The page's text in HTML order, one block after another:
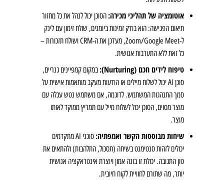
אוטומציה של תהליכי מכירה: הסוכן יכול לנהל את כל מחזור
תיאום הפגישה: הוא בודק זמינות ביומנים, שולח זימון עם לינק
ל-Zoom/Google Meet, מעדכן את ה-CRM ושולח תזכורות –
כל זאת ללא התערבות אנושית.
טיפוח לידים חכם (Nurturing):
במקום קמפיינים גנריים,
סוכן AI יכול לשלוח מיילים או הודעות מעקב מותאמות אישית על
סמך התנהגות המשתמש. לדוגמה, אם משתמש נטש עגלה עם
מוצר מסוים, הסוכן יכול לשלוח מייל עם תמריץ ממוקד לאותו
מוצר.
שיחות מבוססות הקשר ואמפתיה:
סוכני AI מתקדמים
יכולים לזהות סנטימנט בשיחה (תסכול, התלהבות) ולהתאים את
טון התגובה. יכולת זו בונה אמון ויוצרת אינטראקציה אנושית
יותר, מה שתורם לחוויית לקוח חיובית.